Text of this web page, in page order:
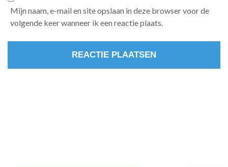
Mijn naam, e-mail en site opslaan in deze browser voor de
volgende keer wanneer ik een reactie plaats.